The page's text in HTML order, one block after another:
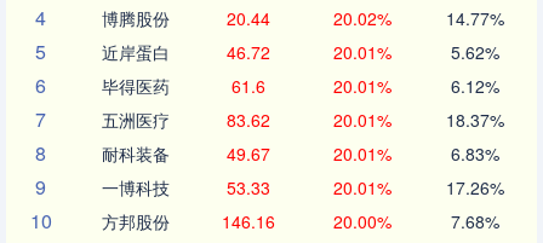
4 博腾股份 20.44 20.02% 14.77%
5 近岸蛋白 46.72 20.01% 5.62%
6 毕得医药 61.6 20.01% 6.12%
7 五洲医疗 83.62 20.01% 18.37%
8 耐科装备 49.67 20.01% 6.83%
9 一博科技 53.33 20.01% 17.26%
10 方邦股份 146.16 20.00% 7.68%